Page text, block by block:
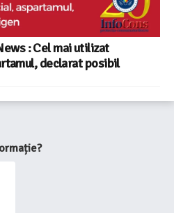
: Cel mai utilizat
declarat posibil